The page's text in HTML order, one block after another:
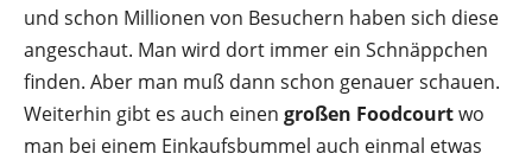
und schon Millionen von Besuchern haben sich diese
angeschaut. Man wird dort immer ein Schnäppchen
finden. Aber man muß dann schon genauer schauen.
Weiterhin gibt es auch einen großen Foodcourtwo
man bei einem Einkaufsbummel auch einmal etwas